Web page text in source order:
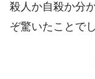
殺人か自殺か分
ぞ驚いたことで